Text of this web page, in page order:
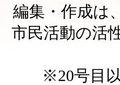
編集・作成は
市民活動の活
※20号目